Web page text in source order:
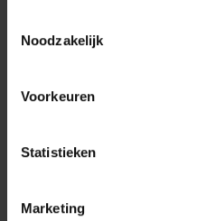
Noodzakelijk
Voorkeuren
Statistieken
Marketing